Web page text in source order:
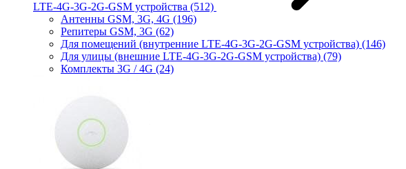
LTE-4G-3G-2G-GSM устройства (512)
Антенны GSM, 3G, 4G (196)
Репитеры GSM, 3G (62)
Для помещений (внутренние LTE-4G-3G-2G-GSM устройства) (146)
Для улицы (внешние LTE-4G-3G-2G-GSM устройства) (79)
Комплекты 3G / 4G (24)